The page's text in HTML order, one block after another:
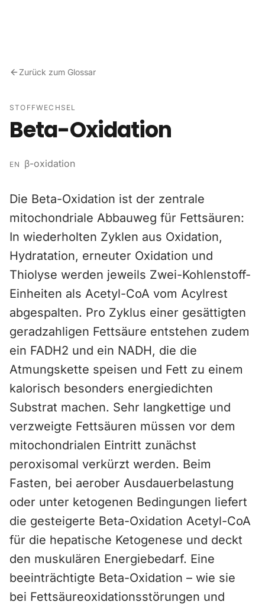
Zurück zum Glossar
STOFFWECHSEL
Beta-Oxidation
EN β-oxidation
Die Beta-Oxidation ist der zentrale
mitochondriale Abbauweg für Fettsäuren:
In wiederholten Zyklen aus Oxidation,
Hydratation, erneuter Oxidation und
Thiolyse werden jeweils Zwei-Kohlenstoff-
Einheiten als Acetyl-CoA vom Acylrest
abgespalten. Pro Zyklus einer gesättigten
geradzahligen Fettsäure entstehen zudem
ein FADH2 und ein NADH, die die
Atmungskette speisen und Fett zu einem
kalorisch besonders energiedichten
Substrat machen. Sehr langkettige und
verzweigte Fettsäuren müssen vor dem
mitochondrialen Eintritt zunächst
peroxisomal verkürzt werden. Beim
Fasten, bei aerober Ausdauerbelastung
oder unter ketogenen Bedingungen liefert
die gesteigerte Beta-Oxidation Acetyl-CoA
für die hepatische Ketogenese und deckt
den muskulären Energiebedarf. Eine
beeinträchtigte Beta-Oxidation – wie sie
bei Fettsäureoxidationsstörungen und